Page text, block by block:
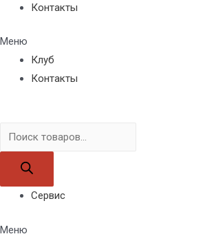
Контакты
Меню
Клуб
Контакты
Поиск
товаров
Сервис
Меню